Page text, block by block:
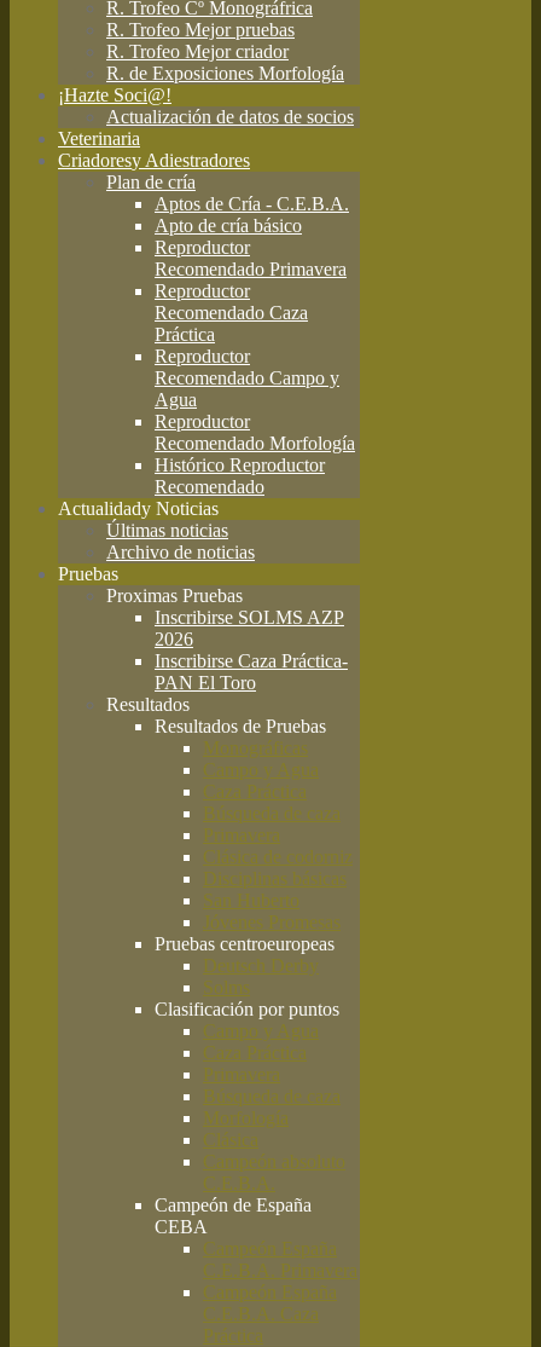
R. Trofeo Cº Monográfrica
R. Trofeo Mejor pruebas
R. Trofeo Mejor criador
R. de Exposiciones Morfología
¡Hazte Soci@!
Actualización de datos de socios
Veterinaria
Criadoresy Adiestradores
Plan de cría
Aptos de Cría - C.E.B.A.
Apto de cría básico
Reproductor
Recomendado Primavera
Reproductor
Recomendado Caza
Práctica
Reproductor
Recomendado Campo y
Agua
Reproductor
Recomendado Morfología
Histórico Reproductor
Recomendado
Actualidady Noticias
Últimas noticias
Archivo de noticias
Pruebas
Proximas Pruebas
Inscribirse SOLMS AZP
2026
Inscribirse Caza Práctica-
PAN El Toro
Resultados
Resultados de Pruebas
Monográficas
Campo y Agua
Caza Práctica
Búsqueda de caza
Primavera
Clásica de codorniz
Disciplinas básicas
San Huberto
Jóvenes Promesas
Pruebas centroeuropeas
Deutsch Derby
Solms
Clasificación por puntos
Campo y Agua
Caza Práctica
Primavera
Búsqueda de caza
Morfología
Clásica
Campeón absoluto
C.E.B.A.
Campeón de España
CEBA
Campeón España
C.E.B.A. Primavera
Campeón España
C.E.B.A. Caza
Práctica